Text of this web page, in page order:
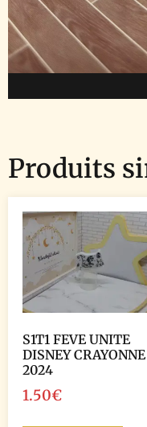
Produits
S1T1 FEVE UNITE
DISNEY CRAYONNE
2024
1.50€